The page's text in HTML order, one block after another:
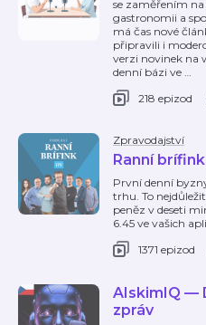
se zaměřením
gastronomii a
má čas nové
připravili i
verzi novinek na
denní bázi ve …
218 epizod
Zpravodajství
Ranní brífink
První denní
trhu. To
peněz v deseti
6.45 ve vašich
1371 epizod
AIskimIQ —
zpráv